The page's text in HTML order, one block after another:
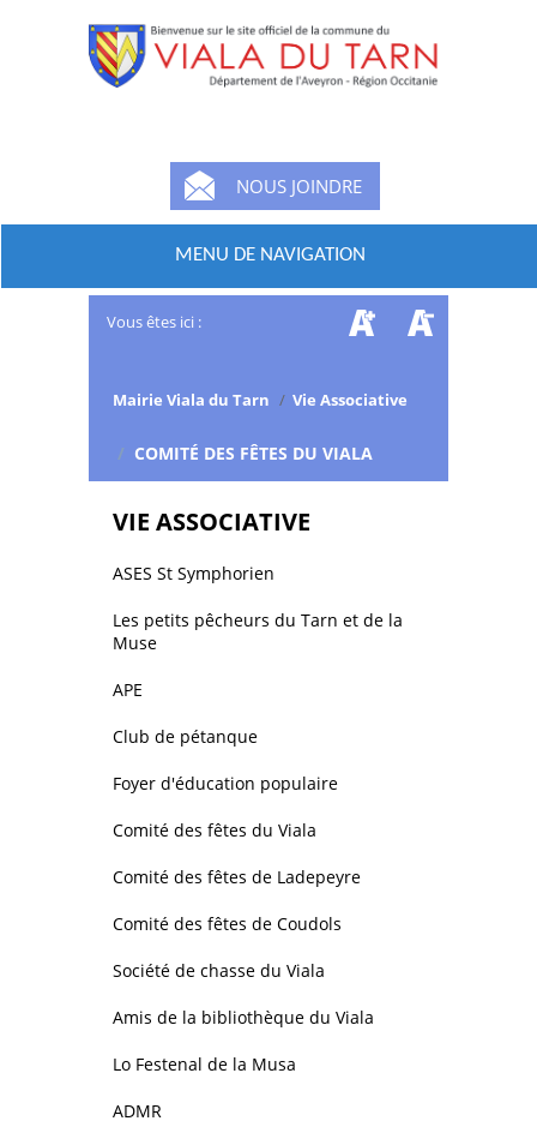
NOUS JOINDRE
MENU DE NAVIGATION
Vous êtes ici :
Mairie Viala du Tarn / Vie Associative
/ COMITÉ DES FÊTES DU VIALA
VIE ASSOCIATIVE
ASES St Symphorien
Les petits pêcheurs du Tarn et de la
Muse
APE
Club de pétanque
Foyer d'éducation populaire
Comité des fêtes du Viala
Comité des fêtes de Ladepeyre
Comité des fêtes de Coudols
Société de chasse du Viala
Amis de la bibliothèque du Viala
Lo Festenal de la Musa
ADMR